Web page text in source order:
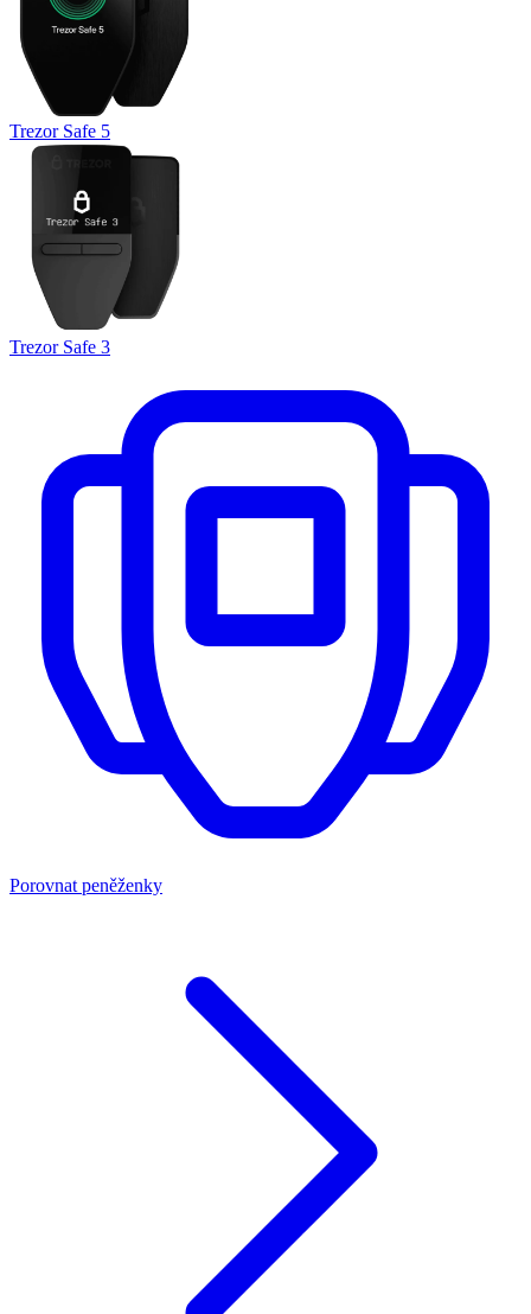
Trezor Safe 5
Trezor Safe 3
Porovnat peněženky